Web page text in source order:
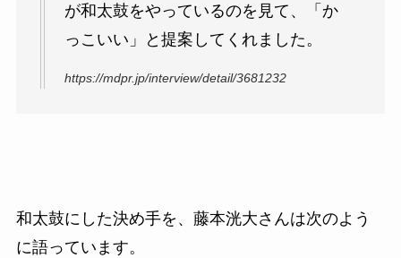
が和太鼓をやっているのを見て、「か
っこいい」と提案してくれました。
https://mdpr.jp/interview/detail/3681232
和太鼓にした決め手を、藤本洸大さんは次のよう
に語っています。